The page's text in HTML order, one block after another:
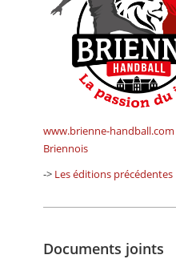
www.brienne-handball.com
Briennois
-> Les éditions précédentes
Documents joints